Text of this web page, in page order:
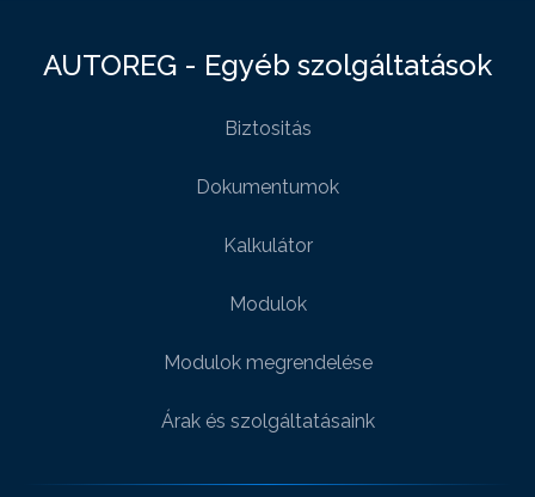
AUTOREG - Egyéb szolgáltatások
Biztositás
Dokumentumok
Kalkulátor
Modulok
Modulok megrendelése
Árak és szolgáltatásaink